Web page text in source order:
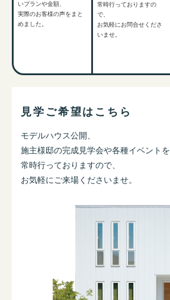
いプランや金額、
実際のお客様の声をまと
めました。
常時行っておりますの
で、
お気軽にお問合せくださ
いませ。
見学ご希望はこちら
モデルハウス公開、
施主様邸の完成見学会や各種イベントを
常時行っておりますので、
お気軽にご来場くださいませ。